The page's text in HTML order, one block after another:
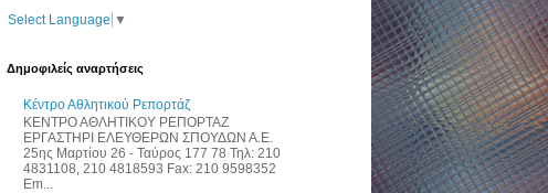
Select Language ▼
Δημοφιλείς αναρτήσεις
Κέντρο Αθλητικού Ρεπορτάζ
ΚΕΝΤΡΟ ΑΘΛΗΤΙΚΟΥ ΡΕΠΟΡΤΑΖ
ΕΡΓΑΣΤΗΡΙ ΕΛΕΥΘΕΡΩΝ ΣΠΟΥΔΩΝ Α.Ε.
25ης Μαρτίου 26 - Ταύρος 177 78 Τηλ: 210
4831108, 210 4818593 Fax: 210 9598352
Em...